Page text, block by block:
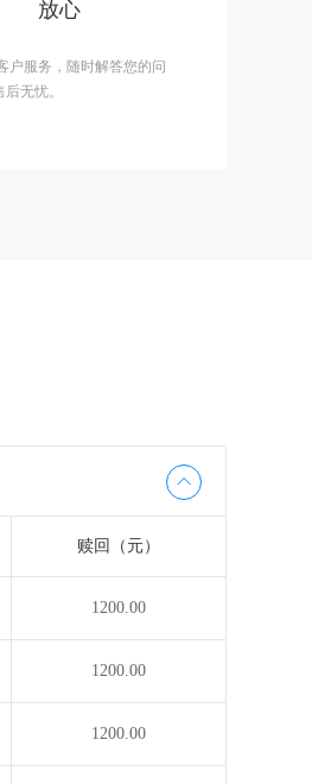
放心
户服务，随时解答您的问
无忧。
赎回（元）
1200.00
1200.00
1200.00